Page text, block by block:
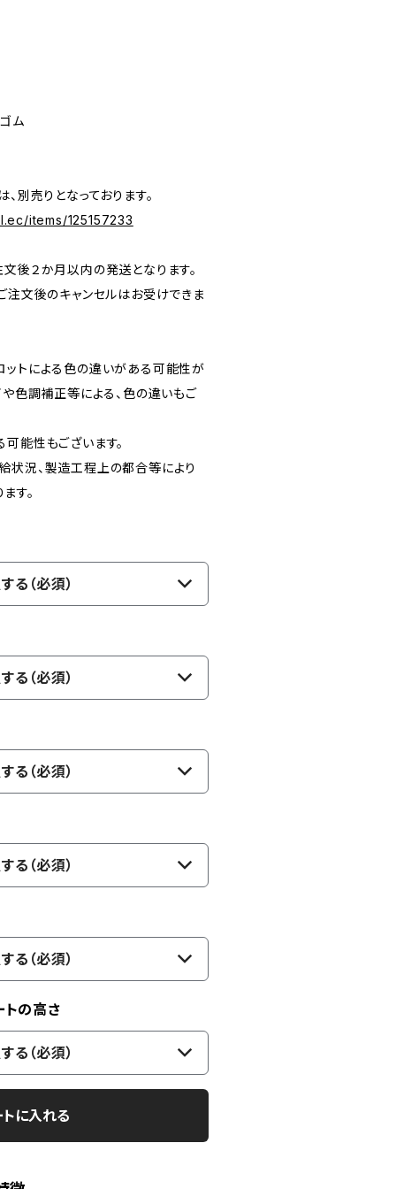
ム
別売りとなっております。
items/125157233
後２か月以内の発送となります。
注文後のキャンセルはお受けできま
ットによる色の違いがある可能性が
や色調補正等による、色の違いもご
能性もございます。
状況、製造工程上の都合等により
す。
る（必須）
る（必須）
る（必須）
る（必須）
る（必須）
トの高さ
る（必須）
に入れる